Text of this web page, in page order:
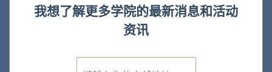
我想了解更多学院的最新消息和活动
资讯
E